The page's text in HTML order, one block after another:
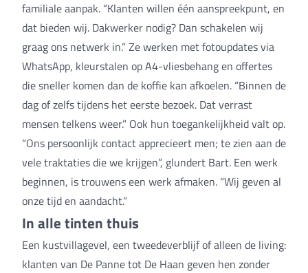
familiale aanpak. “Klanten willen één aanspreekpunt, en
dat bieden wij. Dakwerker nodig? Dan schakelen wij
graag ons netwerk in.” Ze werken met fotoupdates via
WhatsApp, kleurstalen op A4-vliesbehang en offertes
die sneller komen dan de koffie kan afkoelen. “Binnen de
dag of zelfs tijdens het eerste bezoek. Dat verrast
mensen telkens weer.” Ook hun toegankelijkheid valt op.
“Ons persoonlijk contact apprecieert men; te zien aan de
vele traktaties die we krijgen”, glundert Bart. Een werk
beginnen, is trouwens een werk afmaken. “Wij geven al
onze tijd en aandacht.”
In alle tinten thuis
Een kustvillagevel, een tweedeverblijf of alleen de living:
klanten van De Panne tot De Haan geven hen zonder